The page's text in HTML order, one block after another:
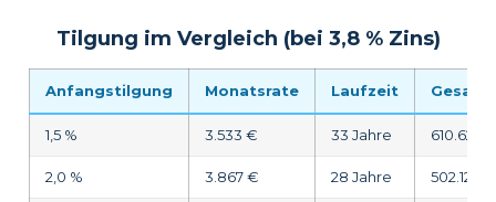
Tilgung im Vergleich (bei 3,8 % Zins)
Anfangstilgung Monatsrate Laufzeit
1,5 % 3.533 € 33 Jahre 610.626
2,0 % 3.867 € 28 Jahre 502.126 €